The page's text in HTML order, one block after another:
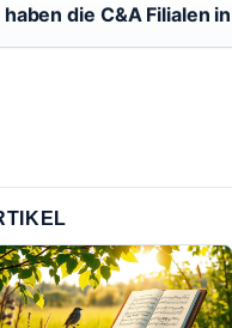
die C&A Filialen